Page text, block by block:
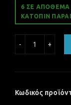
6 ΣΕ ΑΠΌΘΕΜΑ
ΚΑΤΌΠΙΝ
Κωδικός